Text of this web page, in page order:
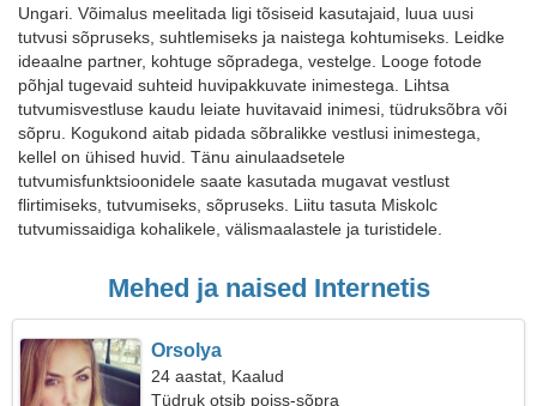
Ungari. Võimalus meelitada ligi tõsiseid kasutajaid, luua uusi
tutvusi sõpruseks, suhtlemiseks ja naistega kohtumiseks. Leidke
ideaalne partner, kohtuge sõpradega, vestelge. Looge fotode
põhjal tugevaid suhteid huvipakkuvate inimestega. Lihtsa
tutvumisvestluse kaudu leiate huvitavaid inimesi, tüdruksõbra või
sõpru. Kogukond aitab pidada sõbralikke vestlusi inimestega,
kellel on ühised huvid. Tänu ainulaadsetele
tutvumisfunktsioonidele saate kasutada mugavat vestlust
flirtimiseks, tutvumiseks, sõpruseks. Liitu tasuta Miskolc
tutvumissaidiga kohalikele, välismaalastele ja turistidele.
Mehed ja naised Internetis
Orsolya
24 aastat, Kaalud
Tüdruk otsib poiss-sõpra